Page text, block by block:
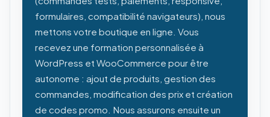
formulaires, compatibilité navigateurs), nous
mettons votre boutique en ligne. Vous
recevez une formation personnalisée à
WordPress et WooCommerce pour être
autonome : ajout de produits, gestion des
commandes, modification des prix et création
de codes promo. Nous assurons ensuite un